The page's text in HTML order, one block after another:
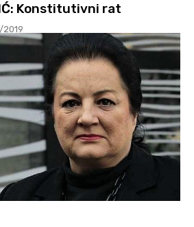
Konstitutivni rat
2019